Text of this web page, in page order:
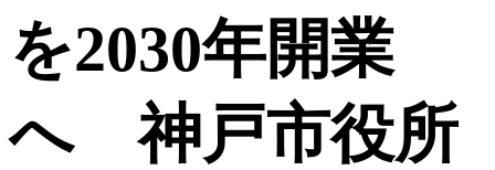
を2030年開業
へ 神戸市役所